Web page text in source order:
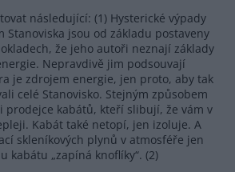
následující: (1) Hysterické výpady
Stanoviska jsou od základu postaveny
že jeho autoři neznají základy
Nepravdivě jim podsouvají
je zdrojem energie, jen proto, aby tak
celé Stanovisko. Stejným způsobem
prodejce kabátů, kteří slibují, že vám v
Kabát také netopí, jen izoluje. A
skleníkových plynů v atmosféře jen
kabátu „zapíná knoflíky“. (2)